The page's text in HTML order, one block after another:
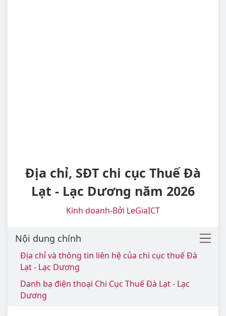
Địa chỉ, SĐT chi cục Thuế Đà
Lạt - Lạc Dương năm 2026
Kinh doanh-Bởi LeGiaICT
Nội dung chính
Địa chỉ và thông tin liên hệ của chi cục thuế Đà
Lạt - Lạc Dương
Danh bạ điện thoại Chi Cục Thuế Đà Lạt - Lạc
Dương